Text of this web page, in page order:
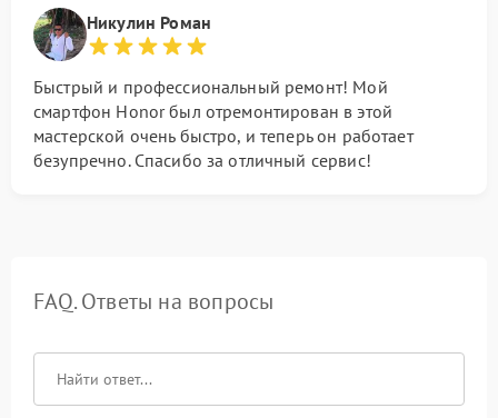
Никулин Роман
Быстрый и профессиональный ремонт! Мой
смартфон Honor был отремонтирован в этой
мастерской очень быстро, и теперь он работает
безупречно. Спасибо за отличный сервис!
FAQ. Ответы на вопросы